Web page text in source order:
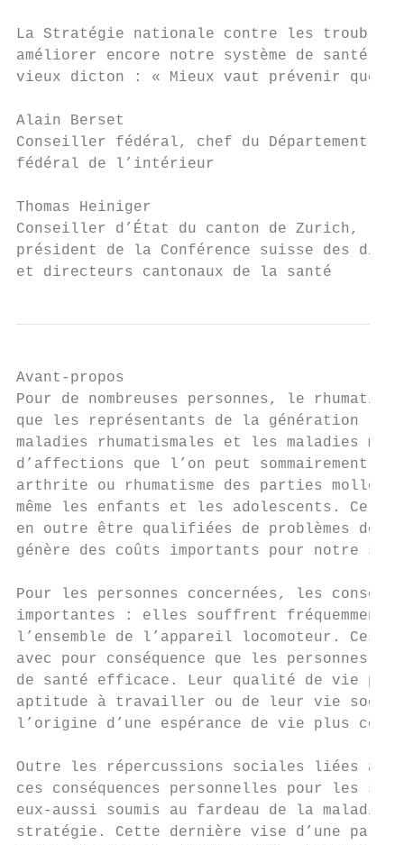
La Stratégie nationale contre les troubles
améliorer encore notre système de
vieux dicton : « Mieux vaut prévenir que
Alain Berset
Conseiller fédéral, chef du Département
fédéral de l’intérieur
Thomas Heiniger
Conseiller d’État du canton de Zurich,
président de la Conférence suisse des
et directeurs cantonaux de la santé
Avant-propos
Pour de nombreuses personnes, le
que les représentants de la génération
maladies rhumatismales et les maladies
d’affections que l’on peut sommairement
arthrite ou rhumatisme des parties molles.
même les enfants et les adolescents.
en outre être qualifiées de problèmes de
génère des coûts importants pour notre
Pour les personnes concernées, les
importantes : elles souffrent
l’ensemble de l’appareil locomoteur. Ces
avec pour conséquence que les personnes
de santé efficace. Leur qualité de vie
aptitude à travailler ou de leur vie
l’origine d’une espérance de vie plus
Outre les répercussions sociales liées aux
ces conséquences personnelles pour les
eux-aussi soumis au fardeau de la
stratégie. Cette dernière vise d’une part à